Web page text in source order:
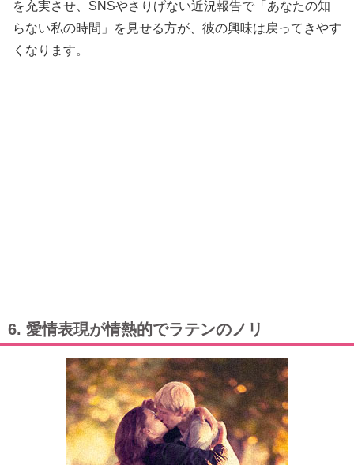
を充実させ、SNSやさりげない近況報告で「あなたの知
らない私の時間」を見せる方が、彼の興味は戻ってきやす
くなります。
6. 愛情表現が情熱的でラテンのノリ